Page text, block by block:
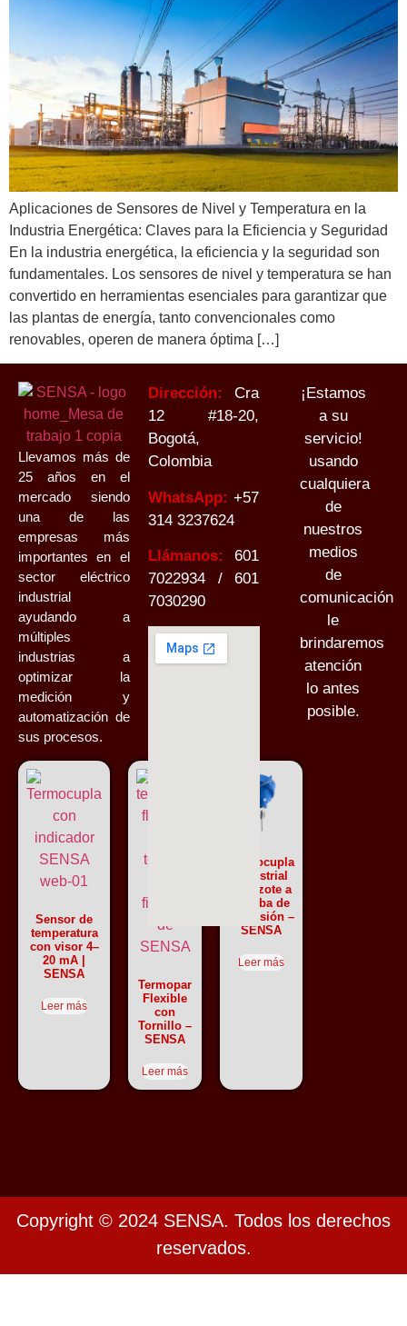
Aplicaciones de Sensores de Nivel y Temperatura en la
Industria Energética: Claves para la Eficiencia y Seguridad
En la industria energética, la eficiencia y la seguridad son
fundamentales. Los sensores de nivel y temperatura se han
convertido en herramientas esenciales para garantizar que
las plantas de energía, tanto convencionales como
renovables, operen de manera óptima […]
Llevamos más de
25 años en el
mercado siendo
una de las
empresas más
importantes en el
sector eléctrico
industrial
ayudando a
múltiples
industrias a
optimizar la
medición y
automatización de
sus procesos.
Sensor de
temperatura
con visor 4–
20 mA |
SENSA
Leer más
Termopar
Flexible
con
Tornillo –
SENSA
Leer más
Termocupla
industrial
cabezote a
prueba de
explosión –
SENSA
Leer más
Dirección:
Cra
12 #18-20,
Bogotá,
Colombia
WhatsApp: +57
314 3237624
Llámanos: 601
7022934 / 601
7030290
¡Estamos
a su
servicio!
usando
cualquiera
de
nuestros
medios
de
comunicación
le
brindaremos
atención
lo antes
posible.
Copyright © 2024 SENSA. Todos los derechos
reservados.